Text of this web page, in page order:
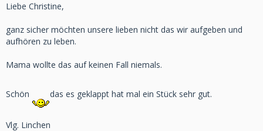
Liebe Christine,
ganz sicher möchten unsere lieben nicht das wir aufgeben und
aufhören zu leben.
Mama wollte das auf keinen Fall niemals.
Schön das es geklappt hat mal ein Stück sehr gut.
Vlg. Linchen